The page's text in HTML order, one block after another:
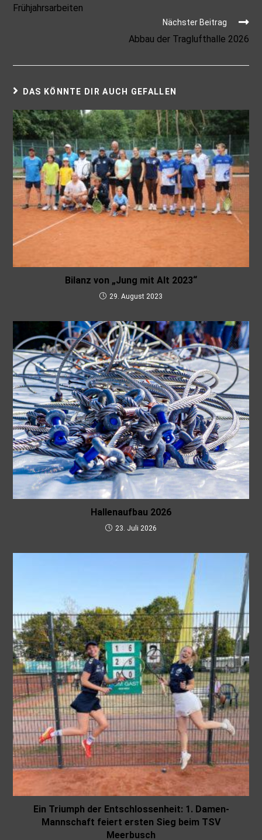
Frühjahrsarbeiten
Nächster Beitrag
Abbau der Traglufthalle 2026
DAS KÖNNTE DIR AUCH GEFALLEN
Bilanz von „Jung mit Alt 2023“
29. August 2023
Hallenaufbau 2026
23. Juli 2026
Ein Triumph der Entschlossenheit: 1. Damen-
Mannschaft feiert ersten Sieg beim TSV
Meerbusch